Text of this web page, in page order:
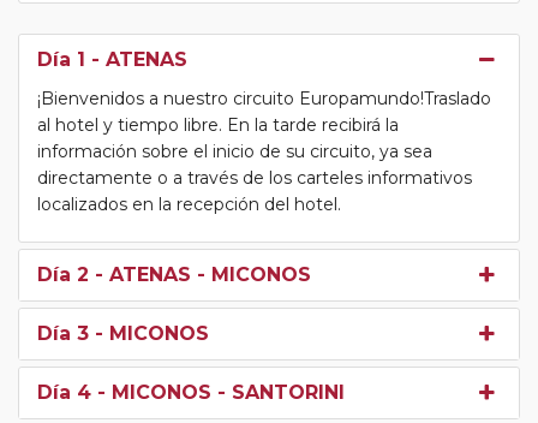
Día 1 - ATENAS
¡Bienvenidos a nuestro circuito Europamundo!Traslado
al hotel y tiempo libre. En la tarde recibirá la
información sobre el inicio de su circuito, ya sea
directamente o a través de los carteles informativos
localizados en la recepción del hotel.
Día 2 - ATENAS - MICONOS
Día 3 - MICONOS
Día 4 - MICONOS - SANTORINI